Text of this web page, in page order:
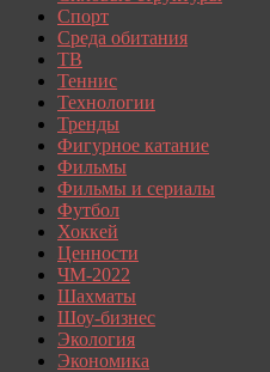
Спорт
Среда обитания
ТВ
Теннис
Технологии
Тренды
Фигурное катание
Фильмы
Фильмы и сериалы
Футбол
Хоккей
Ценности
ЧМ-2022
Шахматы
Шоу-бизнес
Экология
Экономика